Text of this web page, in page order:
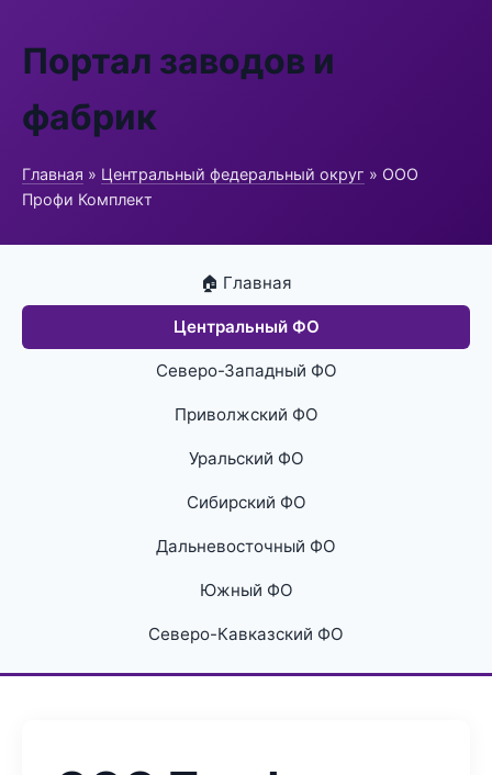
Портал заводов и
фабрик
Главная » Центральный федеральный округ » ООО
Профи Комплект
🏠 Главная
Центральный ФО
Северо-Западный ФО
Приволжский ФО
Уральский ФО
Сибирский ФО
Дальневосточный ФО
Южный ФО
Северо-Кавказский ФО